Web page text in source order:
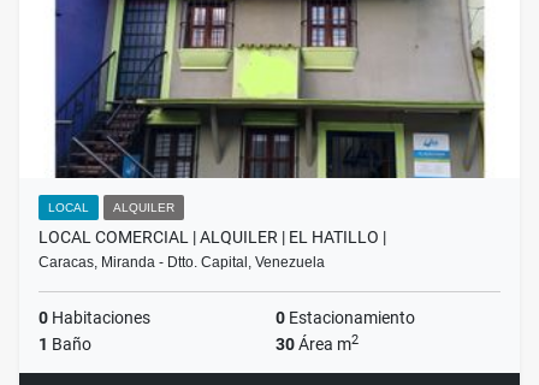
LOCAL ALQUILER
LOCAL COMERCIAL | ALQUILER | EL HATILLO |
Caracas, Miranda - Dtto. Capital, Venezuela
0 Habitaciones 0 Estacionamiento
1 Baño 30Área m2